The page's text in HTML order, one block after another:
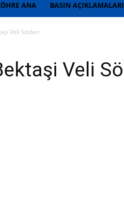
ANA BASIN AÇIKLAMALARI
Veli Sözleri
Veli